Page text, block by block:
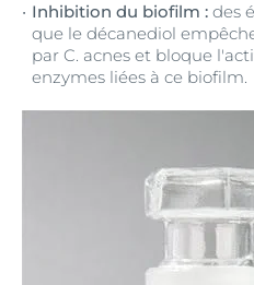
Inhibition du biofilm : des
que le décanediol
par C. acnes et bloque
enzymes liées à ce biofilm.